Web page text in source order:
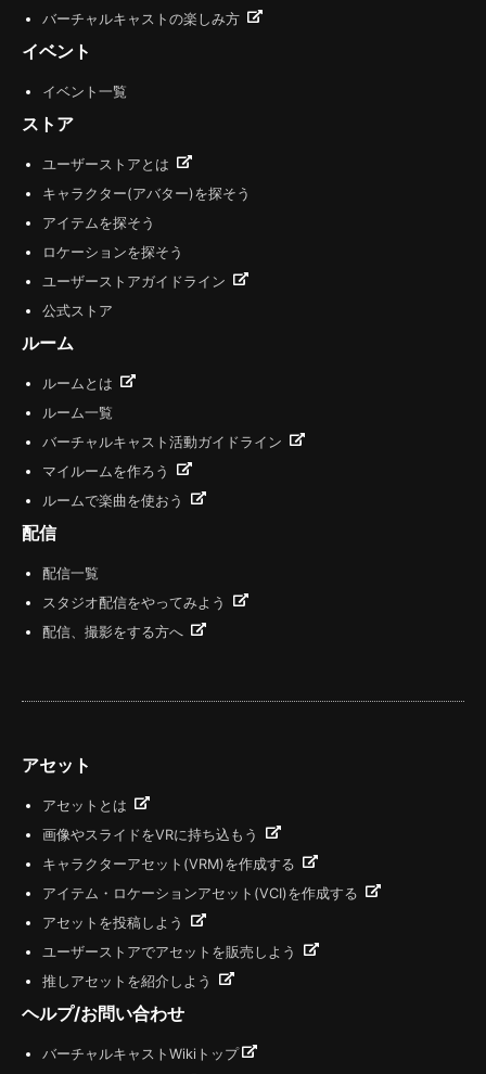
バーチャルキャストの楽しみ方
イベント
イベント一覧
ストア
ユーザーストアとは
キャラクター(アバター)を探そう
アイテムを探そう
ロケーションを探そう
ユーザーストアガイドライン
公式ストア
ルーム
ルームとは
ルーム一覧
バーチャルキャスト活動ガイドライン
マイルームを作ろう
ルームで楽曲を使おう
配信
配信一覧
スタジオ配信をやってみよう
配信、撮影をする方へ
アセット
アセットとは
画像やスライドをVRに持ち込もう
キャラクターアセット(VRM)を作成する
アイテム・ロケーションアセット(VCI)を作成する
アセットを投稿しよう
ユーザーストアでアセットを販売しよう
推しアセットを紹介しよう
ヘルプ/お問い合わせ
バーチャルキャストWikiトップ